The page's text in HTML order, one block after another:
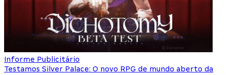
Informe Publicitário
Testamos Silver Palace: O novo RPG de mundo aberto da